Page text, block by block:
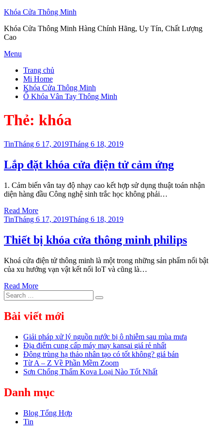
Khóa Cửa Thông Minh
Khóa Cửa Thông Minh Hàng Chính Hãng, Uy Tín, Chất Lượng
Cao
Skip
content
Menu
Trang chủ
Mi Home
Khóa Cửa Thông Minh
Ổ Khóa Vân Tay Thông Minh
Thẻ: khóa
TinPosted
Tháng 6 17, 2019Tháng 6 18, 2019
Lắp đặt khóa cửa điện tử cảm ứng
1. Cảm biến vân tay độ nhạy cao kết hợp sử dụng thuật toán nhận
diện hàng đầu Công nghệ sinh trắc học không phải…
Read More
TinPosted
Tháng 6 17, 2019Tháng 6 18, 2019
Thiết bị khóa cửa thông minh philips
Khoá cửa điện tử thông minh là một trong những sản phẩm nổi bật
của xu hướng vạn vật kết nối IoT và cũng là…
Read More
Search
for:
Search
Bài viết mới
Giải pháp xử lý nguồn nước bị ô nhiễm sau mùa mưa
Địa điểm cung cấp máy may kansai giá rẻ nhất
Đông trùng hạ thảo nhân tạo có tốt không? giá bán
Từ A – Z Về Phần Mềm Zoom
Sơn Chống Thấm Kova Loại Nào Tốt Nhất
Danh mục
Blog Tổng Hợp
Tin